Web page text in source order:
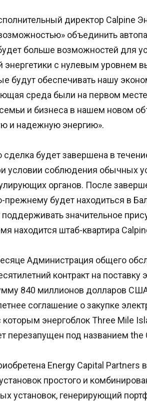
директор Calpine
объединить
больше возможностей для
энергетики с нулевым уровнем
будут обеспечивать нашу
среда были на первом
и бизнеса в нашем новом
и надежную энергию».
сделка будет завершена в
условии соблюдения обычных
органов. После
прежнему будет находиться в
значительное
находится штаб-квартира
Администрация общего
контракт на
840 миллионов долларов
соглашение о закупке
которым энергоблок Three Mile
перезапущен под названием the
Energy Capital Partners
простого и
установок, генерирующий